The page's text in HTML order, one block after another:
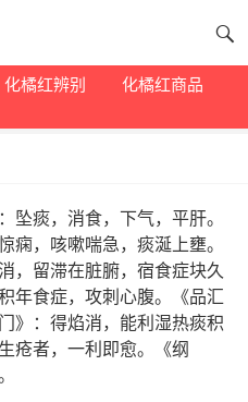
化橘红辨别
化橘红商品
坠痰，消食，下气，平肝。
痫，咳嗽喘急，痰涎上壅。
，留滞在脏腑，宿食症块久
年食症，攻刺心腹。《品汇
》：得焰消，能利湿热痰积
疮者，一利即愈。《纲